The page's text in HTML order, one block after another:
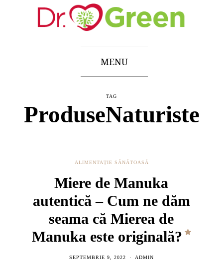
MENU
TAG
ProduseNaturiste
ALIMENTAȚIE SĂNĂTOASĂ
Miere de Manuka
autentică – Cum ne dăm
seama că Mierea de
Manuka este originală?
SEPTEMBRIE 9, 2022 ADMIN